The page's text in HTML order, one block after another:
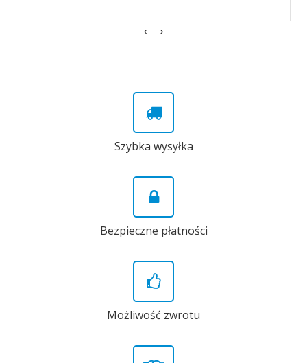
Szybka wysyłka
Bezpieczne płatności
Możliwość zwrotu